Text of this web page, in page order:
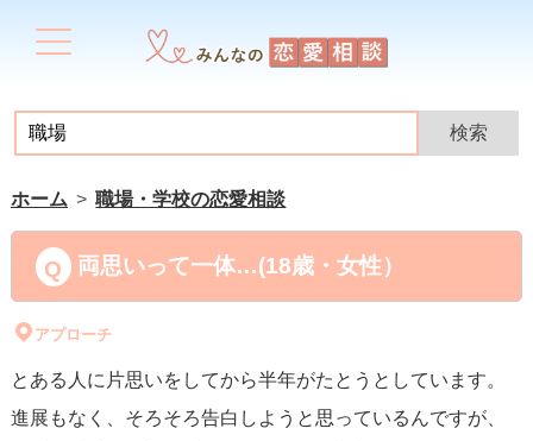
ホーム 職場・学校の恋愛相談
両思いって一体…(18歳・女性）
アプローチ
とある人に片思いをしてから半年がたとうとしています。
進展もなく、そろそろ告白しようと思っているんですが、